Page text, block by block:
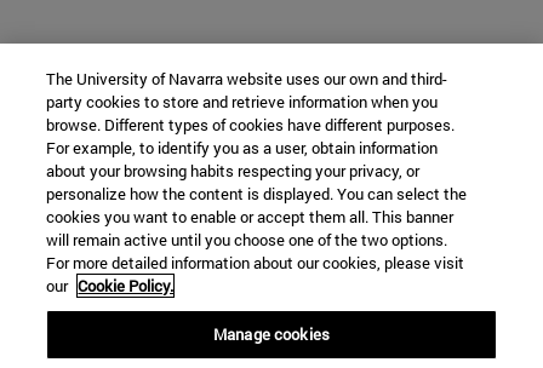
The University of Navarra website uses our own and third-
party cookies to store and retrieve information when you
browse. Different types of cookies have different purposes.
For example, to identify you as a user, obtain information
about your browsing habits respecting your privacy, or
personalize how the content is displayed. You can select the
cookies you want to enable or accept them all. This banner
will remain active until you choose one of the two options.
For more detailed information about our cookies, please visit
our Cookie Policy.
Manage cookies